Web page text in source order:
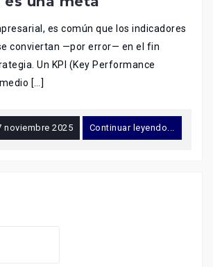
es común que los indicadores
conviertan —por error— en el fin
Un KPI (Key Performance
[…]
noviembre 2025 Continuar leyendo...